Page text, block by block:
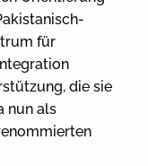
für
die sie
nun als